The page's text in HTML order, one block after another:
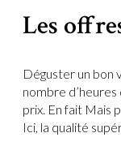
Les
Déguster un bon
nombre d’heures
prix. En fait Mais
Ici, la qualité